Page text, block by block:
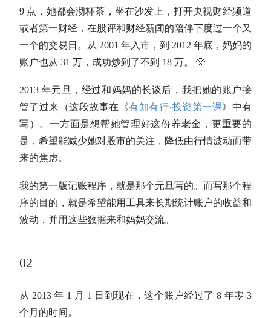
9 点，她都会沏杯茶，坐在沙发上，打开央视财经频道
或者第一财经，在股评和财经新闻的陪伴下度过一个又
一个的交易日。从 2001 年入市，到 2012 年底，妈妈的
账户也从 31 万，成功炒到了不到 18 万。 🐶
2013 年元旦，经过和妈妈的长谈后，我把她的账户接
管了过来（这段故事在《有知有行·投资第一课》中有
写）。一方面是想帮她管理好这份养老金，更重要的
是，希望能减少她对股市的关注，降低由行情波动而带
来的焦虑。
我的第一版记账程序，就是那个元旦写的。而写那个程
序的目的，就是希望能用工具来长期统计账户的收益和
波动，并用这些数据来和妈妈交流。
02
从 2013 年 1 月 1 日到现在，这个账户经过了 8 年零 3
个月的时间。